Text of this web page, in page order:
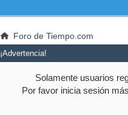
Foro de Tiempo.com
¡Advertencia!
Solamente usuarios
Por favor inicia sesión